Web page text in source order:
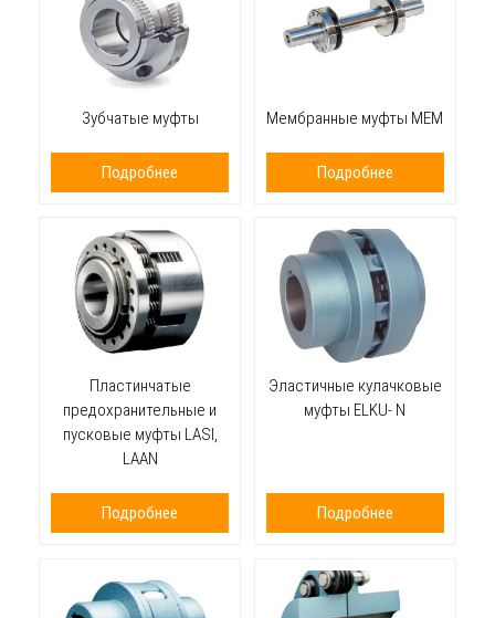
Зубчатые муфты
Подробнее
Мембранные муфты MEM
Подробнее
Пластинчатые
предохранительные и
пусковые муфты LASI,
LAAN
Подробнее
Эластичные кулачковые
муфты ELKU- N
Подробнее